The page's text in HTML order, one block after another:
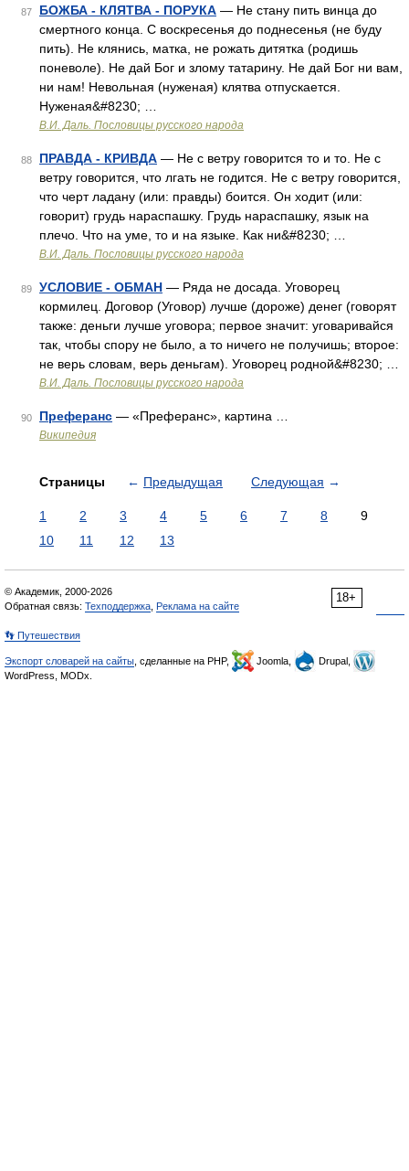
87 БОЖБА - КЛЯТВА - ПОРУКА — Не стану пить винца до
смертного конца. С воскресенья до поднесенья (не буду
пить). Не клянись, матка, не рожать дитятка (родишь
поневоле). Не дай Бог и злому татарину. Не дай Бог ни вам,
ни нам! Невольная (нуженая) клятва отпускается.
Нуженая&#8230; …
В.И. Даль. Пословицы русского народа
88 ПРАВДА - КРИВДА — Не с ветру говорится то и то. Не с
ветру говорится, что лгать не годится. Не с ветру говорится,
что черт ладану (или: правды) боится. Он ходит (или:
говорит) грудь нараспашку. Грудь нараспашку, язык на
плечо. Что на уме, то и на языке. Как ни&#8230; …
В.И. Даль. Пословицы русского народа
89 УСЛОВИЕ - ОБМАН — Ряда не досада. Уговорец
кормилец. Договор (Уговор) лучше (дороже) денег (говорят
также: деньги лучше уговора; первое значит: уговаривайся
так, чтобы спору не было, а то ничего не получишь; второе:
не верь словам, верь деньгам). Уговорец родной&#8230; …
В.И. Даль. Пословицы русского народа
90 Преферанс — «Преферанс», картина …
Википедия
Страницы ← Предыдущая Следующая →
1 2 3 4 5 6 7 8
9
10
11 12 13
18+
© Академик, 2000-2026
Обратная связь: Техподдержка Реклама на сайте
👣 Путешествия
Экспорт словарей на сайты , сделанные на PHP, Joomla,
Drupal,
WordPress, MODx.